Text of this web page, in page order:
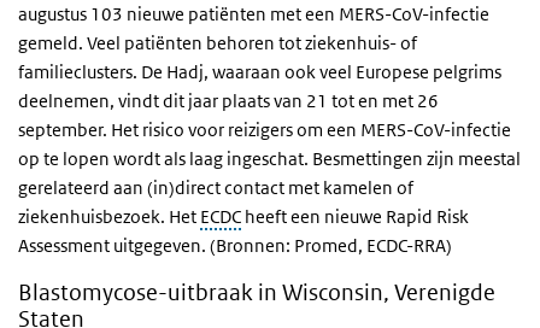
augustus 103 nieuwe patiënten met een MERS-CoV-infectie
gemeld. Veel patiënten behoren tot ziekenhuis- of
familieclusters. De Hadj, waaraan ook veel Europese pelgrims
deelnemen, vindt dit jaar plaats van 21 tot en met 26
september. Het risico voor reizigers om een MERS-CoV-infectie
op te lopen wordt als laag ingeschat. Besmettingen zijn meestal
gerelateerd aan (in)direct contact met kamelen of
ziekenhuisbezoek. Het ECDC heeft een nieuwe Rapid Risk
Assessment uitgegeven. (Bronnen: Promed, ECDC-RRA)
Blastomycose-uitbraak in Wisconsin, Verenigde
Staten